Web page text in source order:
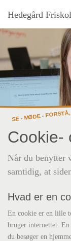
Hedegård
SE - MØDE -
Cookie-
Når du benytter
samtidig, at
Hvad er en
En cookie er en lille
bruger internettet.
du besøger en